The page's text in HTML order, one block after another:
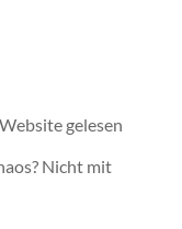
gelesen
Nicht mit